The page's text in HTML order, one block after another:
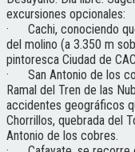
excursiones opcionales:
· Cachi, conociendo
del molino (a 3.350 m
pintoresca Ciudad de
· San Antonio de los
Ramal del Tren de las
accidentes geográficos
Chorrillos, quebrada del
Antonio de los cobres.